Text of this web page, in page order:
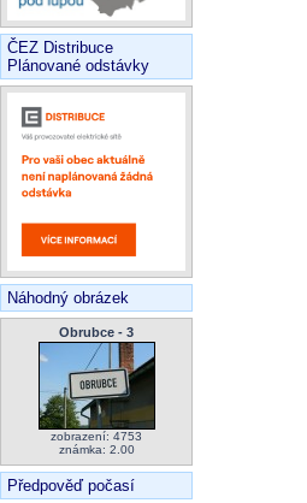
ČEZ Distribuce
Plánované odstávky
Náhodný obrázek
Obrubce - 3
zobrazení: 4753
známka: 2.00
Předpověď počasí